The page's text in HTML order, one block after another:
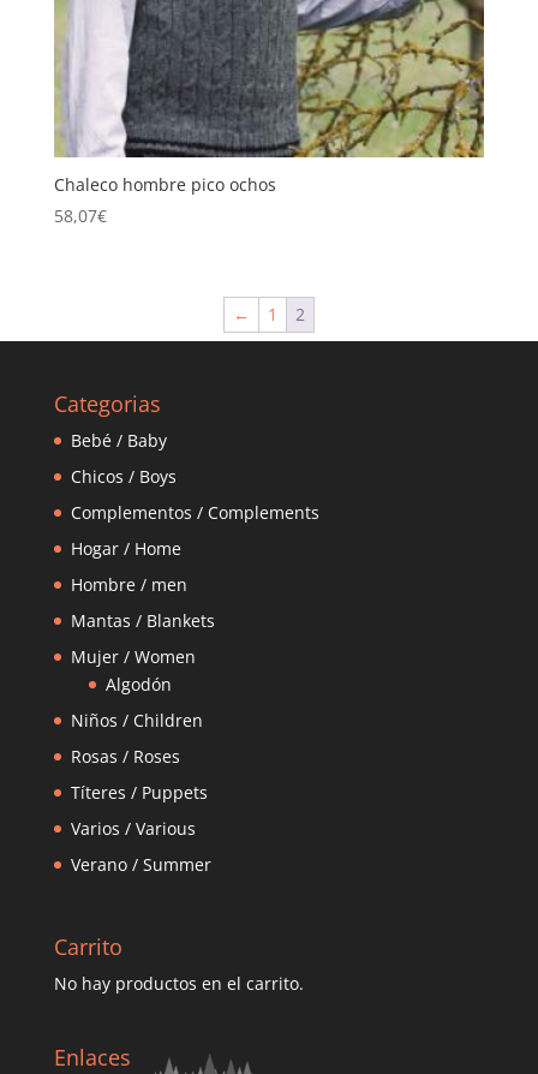
Chaleco hombre pico ochos
58,07€
← 1 2
Categorias
Bebé / Baby
Chicos / Boys
Complementos / Complements
Hogar / Home
Hombre / men
Mantas / Blankets
Mujer / Women
Algodón
Niños / Children
Rosas / Roses
Títeres / Puppets
Varios / Various
Verano / Summer
Carrito
No hay productos en el carrito.
Enlaces